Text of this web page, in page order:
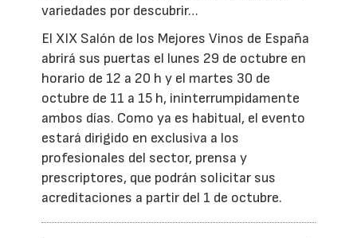
variedades por descubrir…
El XIX Salón de los Mejores Vinos de España
abrirá sus puertas el lunes 29 de octubre en
horario de 12 a 20 h y el martes 30 de
octubre de 11 a 15 h, ininterrumpidamente
ambos días. Como ya es habitual, el evento
estará dirigido en exclusiva a los
profesionales del sector, prensa y
prescriptores, que podrán solicitar sus
acreditaciones a partir del 1 de octubre.